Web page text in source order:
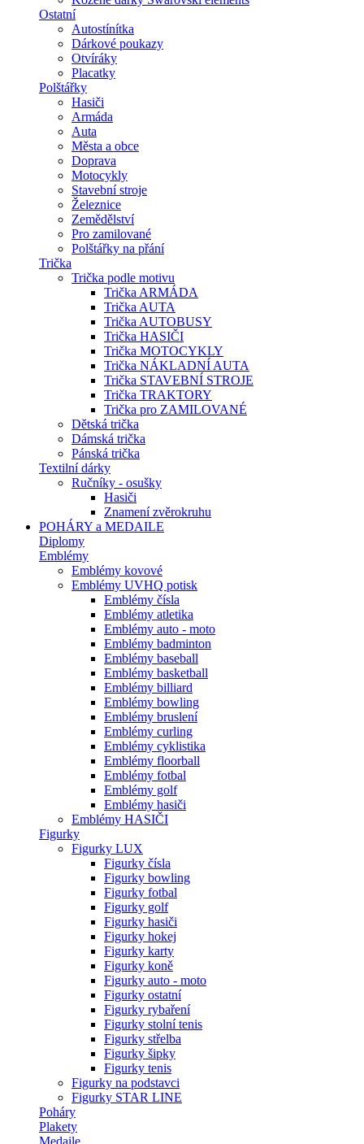
Ostatní
Autostínítka
Dárkové poukazy
Otvíráky
Placatky
Polštářky
Hasiči
Armáda
Auta
Města a obce
Doprava
Motocykly
Stavební stroje
Železnice
Zemědělství
Pro zamilované
Polštářky na přání
Trička
Trička podle motivu
Trička ARMÁDA
Trička AUTA
Trička AUTOBUSY
Trička HASIČI
Trička MOTOCYKLY
Trička NÁKLADNÍ AUTA
Trička STAVEBNÍ STROJE
Trička TRAKTORY
Trička pro ZAMILOVANÉ
Dětská trička
Dámská trička
Pánská trička
Textilní dárky
Ručníky - osušky
Hasiči
Znamení zvěrokruhu
POHÁRY a MEDAILE
Diplomy
Emblémy
Emblémy kovové
Emblémy UVHQ potisk
Emblémy čísla
Emblémy atletika
Emblémy auto - moto
Emblémy badminton
Emblémy baseball
Emblémy basketball
Emblémy billiard
Emblémy bowling
Emblémy bruslení
Emblémy curling
Emblémy cyklistika
Emblémy floorball
Emblémy fotbal
Emblémy golf
Emblémy hasiči
Emblémy HASIČI
Figurky
Figurky LUX
Figurky čísla
Figurky bowling
Figurky fotbal
Figurky golf
Figurky hasiči
Figurky hokej
Figurky karty
Figurky koně
Figurky auto - moto
Figurky ostatní
Figurky rybaření
Figurky stolní tenis
Figurky střelba
Figurky šipky
Figurky tenis
Figurky na podstavci
Figurky STAR LINE
Poháry
Plakety
Medaile